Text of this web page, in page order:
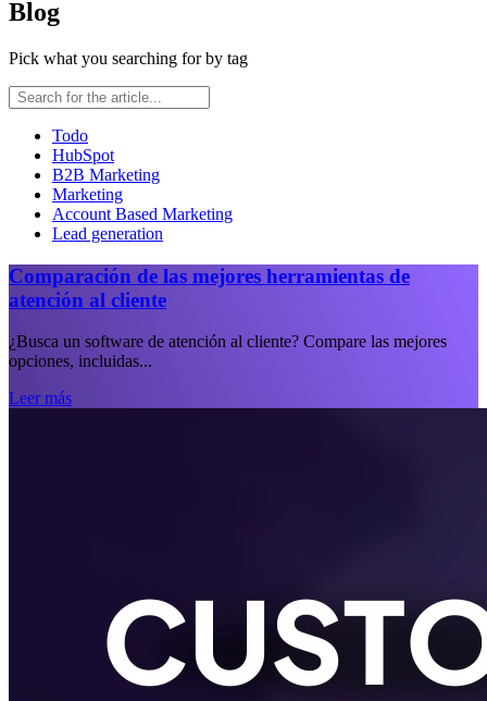
Blog
Pick what you searching for by tag
Todo
HubSpot
B2B Marketing
Marketing
Account Based Marketing
Lead generation
Comparación de las mejores herramientas de
atención al cliente
¿Busca un software de atención al cliente? Compare las mejores
opciones, incluidas...
Leer más